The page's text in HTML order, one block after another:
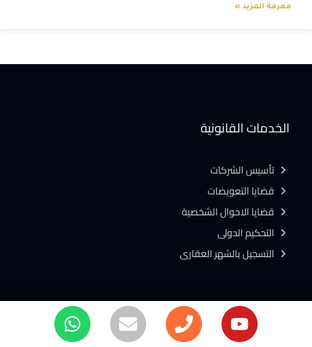
معرفة المزيد »
عن المكتب
الخدمات القانونية
تأسيس الشركات
قضايا التعويضات
قضايا الاحوال الشخصية
التحكيم الدولى
التسجيل بالشهر العقارى